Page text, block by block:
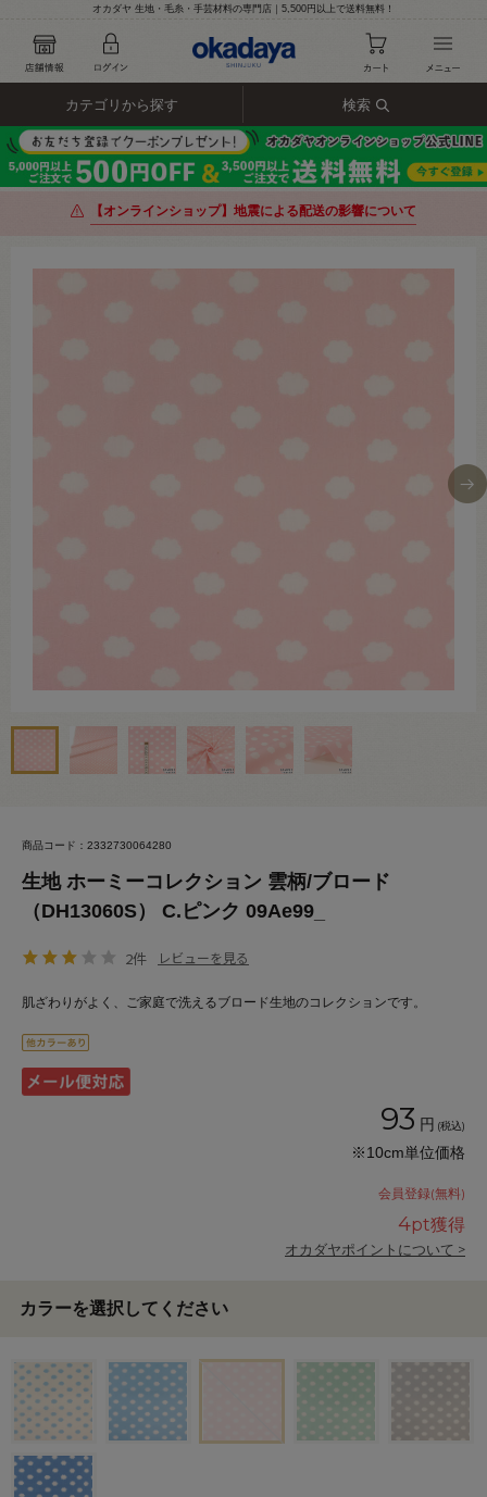
オカダヤ 生地・毛糸・手芸材料の専門店｜5,500円以上で送料無料！
カテゴリから探す 検索
【オンラインショップ】地震による配送の影響について
商品コード：2332730064280
生地 ホーミーコレクション 雲柄/ブロード
（DH13060S） C.ピンク 09Ae99_
2件 レビューを見る
肌ざわりがよく、ご家庭で洗えるブロード生地のコレクションです。
93 円 (税込)
※10cm単位価格
会員登録(無料)
4pt獲得
オカダヤポイントについて >
カラーを選択してください